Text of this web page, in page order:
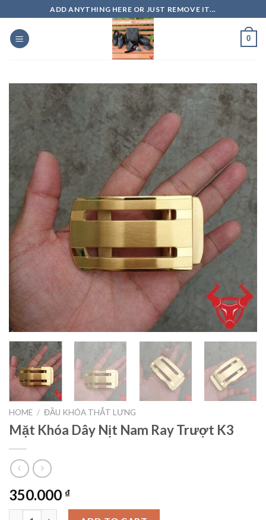
to
content
ADD ANYTHING HERE OR JUST REMOVE IT...
0
HOME / ĐẦU KHÓA THẮT LƯNG
Mặt Khóa Dây Nịt Nam Ray Trượt K3
350.000 ₫